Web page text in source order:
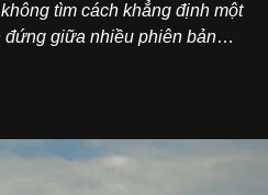
tìm cách khẳng định một
đứng giữa nhiều phiên bản
"take the risk" khác, ngoài